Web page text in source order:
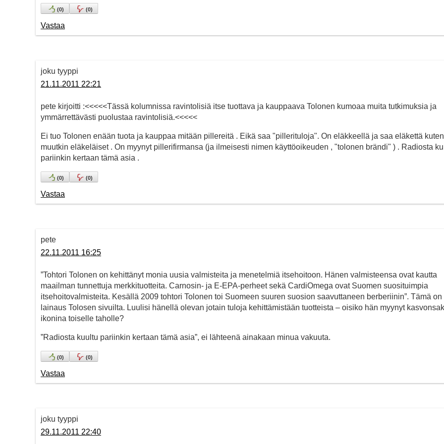
(0) (0)
Vastaa
joku tyyppi
21.11.2011 22:21
pete kirjoitti :<<<<<Tässä kolumnissa ravintolisiä itse tuottava ja kauppaava Tolonen kumoaa muita tutkimuksia ja
ymmärrettävästi puolustaa ravintolisiä.<<<<<
Ei tuo Tolonen enään tuota ja kauppaa mitään pillereitä . Eikä saa "pillerituloja". On eläkkeellä ja saa eläkettä kuten
muutkin eläkeläiset . On myynyt pillerifirmansa (ja ilmeisesti nimen käyttöoikeuden , "tolonen brändi" ) . Radiosta
pariinkin kertaan tämä asia .
(0) (0)
Vastaa
pete
22.11.2011 16:25
”Tohtori Tolonen on kehittänyt monia uusia valmisteita ja menetelmiä itsehoitoon. Hänen valmisteensa ovat kautta
maailman tunnettuja merkkituotteita. Carnosin- ja E-EPA-perheet sekä CardiOmega ovat Suomen suosituimpia
itsehoitovalmisteita. Kesällä 2009 tohtori Tolonen toi Suomeen suuren suosion saavuttaneen berberiinin”. Tämä on
lainaus Tolosen sivuilta. Luulisi hänellä olevan jotain tuloja kehittämistään tuotteista – oisiko hän myynyt
ikonina toiselle taholle?
”Radiosta kuultu pariinkin kertaan tämä asia”, ei lähteenä ainakaan minua vakuuta.
(0) (0)
Vastaa
joku tyyppi
29.11.2011 22:40